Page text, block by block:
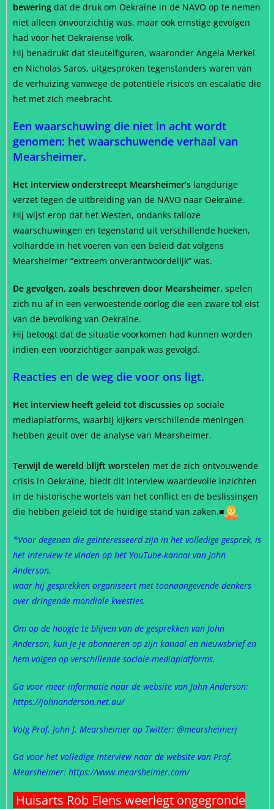
bewering dat de druk om Oekraïne in de NAVO op te nemen
niet alleen onvoorzichtig was, maar ook ernstige gevolgen
had voor het Oekraïense volk.
Hij benadrukt dat sleutelfiguren, waaronder Angela Merkel
en Nicholas Saros, uitgesproken tegenstanders waren van
de verhuizing vanwege de potentiële risico’s en escalatie die
het met zich meebracht.
Een waarschuwing die niet in acht wordt
genomen: het waarschuwende verhaal van
Mearsheimer.
Het interview onderstreept Mearsheimer’s langdurige
verzet tegen de uitbreiding van de NAVO naar Oekraïne.
Hij wijst erop dat het Westen, ondanks talloze
waarschuwingen en tegenstand uit verschillende hoeken,
volhardde in het voeren van een beleid dat volgens
Mearsheimer “extreem onverantwoordelijk” was.
De gevolgen, zoals beschreven door Mearsheimer, spelen
zich nu af in een verwoestende oorlog die een zware tol eist
van de bevolking van Oekraïne.
Hij betoogt dat de situatie voorkomen had kunnen worden
indien een voorzichtiger aanpak was gevolgd.
Reacties en de weg die voor ons ligt.
Het interview heeft geleid tot discussies op sociale
mediaplatforms, waarbij kijkers verschillende meningen
hebben geuit over de analyse van Mearsheimer.
Terwijl de wereld blijft worstelen met de zich ontvouwende
crisis in Oekraïne, biedt dit interview waardevolle inzichten
in de historische wortels van het conflict en de beslissingen
die hebben geleid tot de huidige stand van zaken.■
*Voor degenen die geïnteresseerd zijn in het volledige gesprek, is
het interview te vinden op het YouTube-kanaal van John
Anderson,
waar hij gesprekken organiseert met toonaangevende denkers
over dringende mondiale kwesties.
Om op de hoogte te blijven van de gesprekken van John
Anderson, kun je je abonneren op zijn kanaal en nieuwsbrief en
hem volgen op verschillende sociale-mediaplatforms.
Ga voor meer informatie naar de website van John Anderson:
https://johnanderson.net.au/
Volg Prof. John J. Mearsheimer op Twitter: @mearsheimerj
Ga voor het volledige interview naar de website van Prof.
Mearsheimer: https://www.mearsheimer.com/
Huisarts Rob Elens weerlegt ongegronde